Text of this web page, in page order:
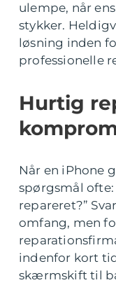
ulempe, når
stykker.
løsning inden
professionelle
Hurtig
Når en iPhone
spørgsmål
repareret?”
omfang, men
indenfor kort
skærmskift til